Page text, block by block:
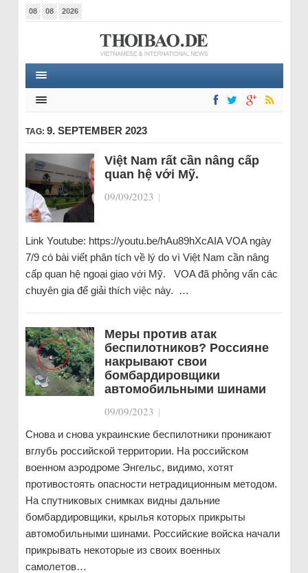
08 08 2026
TAG: 9. SEPTEMBER 2023
Việt Nam rất cần nâng cấp
quan hệ với Mỹ.
09/09/2023 |
Link Youtube: https://youtu.be/hAu89hXcAIA VOA ngày
7/9 có bài viết phân tích về lý do vì Việt Nam cần nâng
cấp quan hệ ngoại giao với Mỹ. VOA đã phỏng vấn các
chuyên gia để giải thích việc này. …
Меры против атак
беспилотников? Россияне
накрывают свои
бомбардировщики
автомобильными шинами
09/09/2023 |
Снова и снова украинские беспилотники проникают
вглубь российской территории. На российском
военном аэродроме Энгельс, видимо, хотят
противостоять опасности нетрадиционным методом.
На спутниковых снимках видны дальние
бомбардировщики, крылья которых прикрыты
автомобильными шинами. Российские войска начали
прикрывать некоторые из своих военных
самолетов…